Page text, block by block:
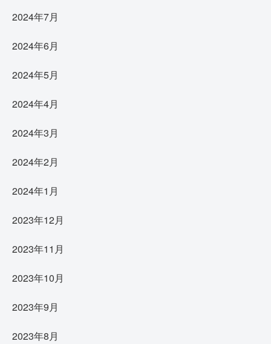
2024年7月
2024年6月
2024年5月
2024年4月
2024年3月
2024年2月
2024年1月
2023年12月
2023年11月
2023年10月
2023年9月
2023年8月